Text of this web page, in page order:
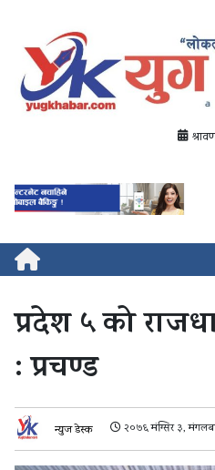
प्रदेश ५ को
: प्रचण्ड
न्युज डेस्क २०७६ मंग्सिर ३,